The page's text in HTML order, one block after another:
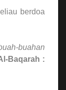
berdoa
buahan
Baqarah :